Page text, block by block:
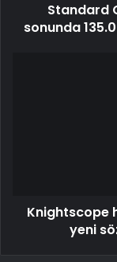
Standard
sonunda
Knightscope
yeni